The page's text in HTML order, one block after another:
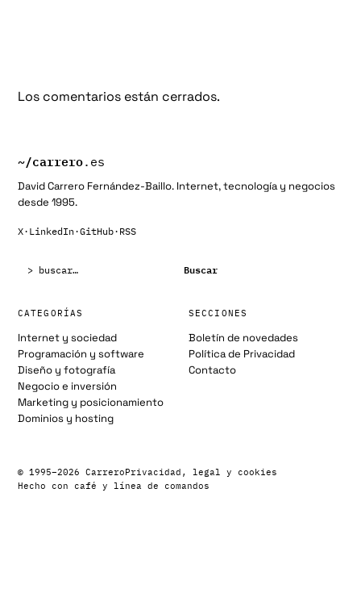
Los comentarios están cerrados.
~/carrero.es
David Carrero Fernández-Baillo. Internet, tecnología y negocios
desde 1995.
X· LinkedIn·GitHub· RSS
Buscar
CATEGORÍAS
Internet y sociedad
Programación y software
Diseño y fotografía
Negocio e inversión
Marketing y posicionamiento
Dominios y hosting
SECCIONES
Boletín de novedades
Política de Privacidad
Contacto
© 1995–2026 CarreroPrivacidad, legal y cookies
Hecho con café y línea de comandos